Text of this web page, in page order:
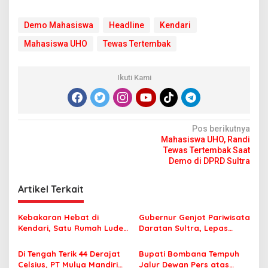
Demo Mahasiswa Headline
Kendari
Mahasiswa UHO
Tewas Tertembak
Ikuti Kami
i
g
a
s
i
Pos berikutnya
Mahasiswa UHO, Randi
Tewas Tertembak Saat
Demo di DPRD Sultra
Artikel Terkait
Kebakaran Hebat di
Kendari, Satu Rumah Ludes
Gubernur Genjot Pariwisata
Daratan Sultra, Lepas
Tiga Kabupaten Unggulan
Di Tengah Terik 44 Derajat
Celsius, PT Mulya Mandiri
Bupati Bombana Tempuh
Jalur Dewan Pers atas